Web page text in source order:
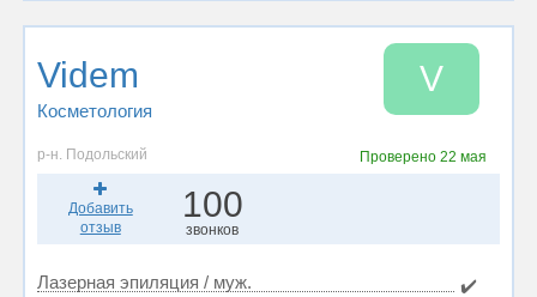
Videm
Косметология
V
р-н. Подольский Проверено 22 мая
Добавить
отзыв
100
звонков
Лазерная эпиляция / муж.
✔️